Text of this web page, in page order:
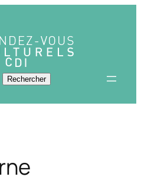
Rechercher